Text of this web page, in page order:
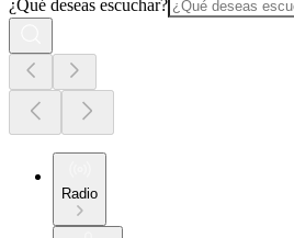
¿Qué deseas escuchar?
Radio